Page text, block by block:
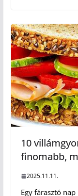
10
finomabb,
2025.11.11.
Egy fárasztó